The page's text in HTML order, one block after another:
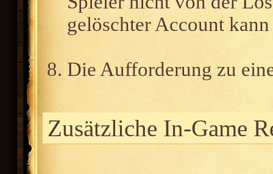
gelöschter Account
Die Aufforderung zu
Zusätzliche In-Game